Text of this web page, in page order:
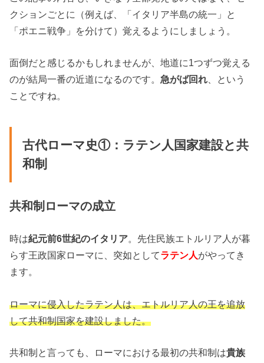
クションごとに（例えば、「イタリア半島の統一」と
「ポエニ戦争」を分けて）覚えるようにしましょう。
面倒だと感じるかもしれませんが、地道に1つずつ覚える
のが結局一番の近道になるのです。急がば回れ 、という
ことですね。
古代ローマ史①：ラテン人国家建設と共
和制
共和制ローマの成立
時は紀元前6世紀のイタリア。先住民族エトルリア人が暮
らす王政国家ローマに、突如としてラテン人がやってき
ます。
ローマに侵入したラテン人は、エトルリア人の王を追放
して共和制国家を建設しました。
共和制と言っても、ローマにおける最初の共和制は貴族